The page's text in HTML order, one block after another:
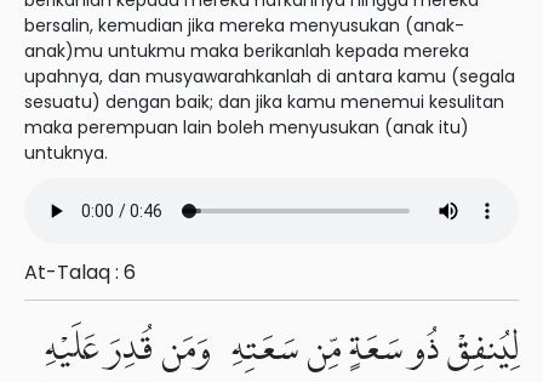
bersalin, kemudian jika mereka menyusukan (anak-
anak)mu untukmu maka berikanlah kepada mereka
upahnya, dan musyawarahkanlah di antara kamu (segala
sesuatu) dengan baik; dan jika kamu menemui kesulitan
maka perempuan lain boleh menyusukan (anak itu)
untuknya.
At-Talaq : 6
لِيُنفِقْ ذُو سَعَةٍ مِّن سَعَتِهِۦ وَمَن قُدِرَ عَلَيْهِ